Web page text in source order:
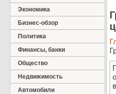
Экономика
Бизнес-обзор
Политика
Финансы, банки
Общество
Недвижимость
Автомобили